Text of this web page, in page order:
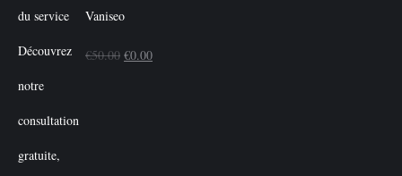
Vaniseo
€50.00 Le
€0.00Le